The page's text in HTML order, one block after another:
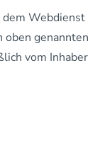
dem Webdienst
genannten
vom Inhaber